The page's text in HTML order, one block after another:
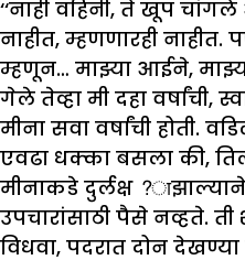
‘‘नाही वहिनी, ते खूप
नाहीत, म्हणणारही
म्हणून… माझ्या आईने,
गेले तेव्हा मी दहा वर्षांची,
मीना सवा वर्षांची होती.
एवढा धक्का बसला की,
मीनाकडे दुर्लक्ष ?ाझाल्याने
उपचारांसाठी पैसे नव्हते.
विधवा, पदरात दोन देखण्या